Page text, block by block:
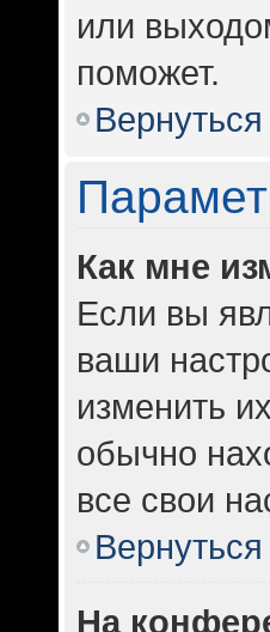
или
поможет.
Как мне
Если вы
ваши
изменить
обычно
все свои
На